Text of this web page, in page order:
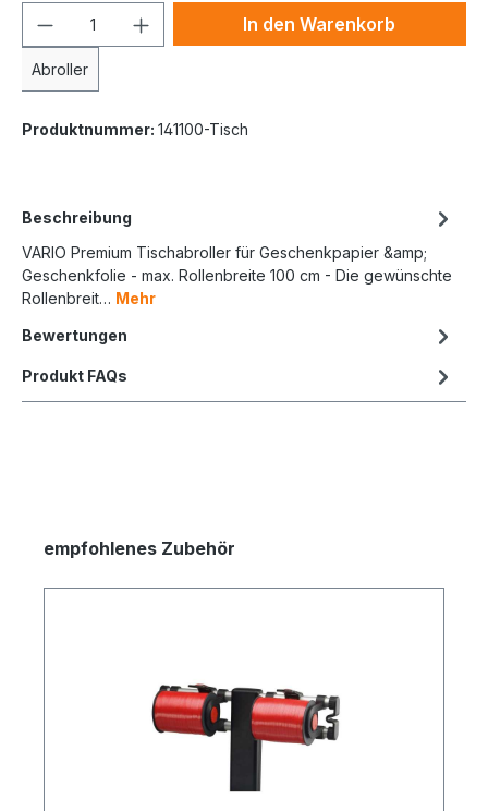
Abroller
In den Warenkorb
Produktnummer: 141100-Tisch
Beschreibung
VARIO Premium Tischabroller für Geschenkpapier &amp;
Geschenkfolie - max. Rollenbreite 100 cm - Die gewünschte
Rollenbreit… Mehr
Bewertungen
Produkt FAQs
empfohlenes Zubehör